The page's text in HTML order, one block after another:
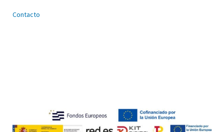
Contacto